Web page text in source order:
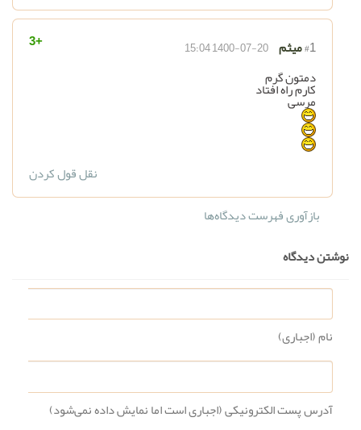
+3 #1میثم 1400-07-20 15:04
دمتون گرم
کارم راه افتاد
مرسی
نقل قول کردن
بازآوری فهرست دیدگاه‌ها
نوشتن دیدگاه
نام (اجباری)
آدرس پست الکترونیکی (اجباری است اما نمایش داده نمی‌شود)